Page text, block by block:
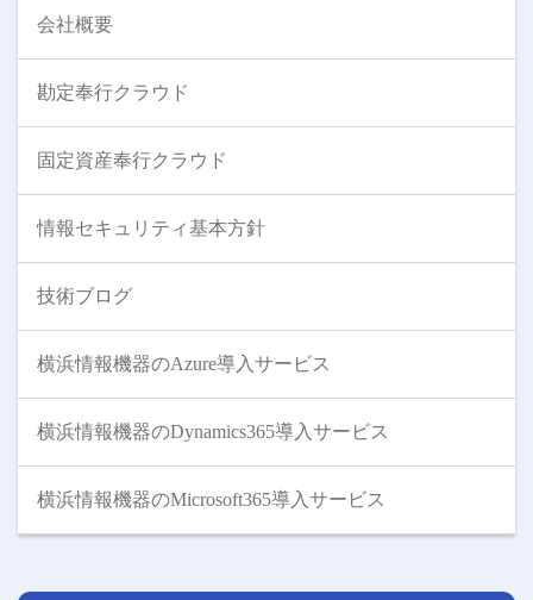
会社概要
勘定奉行クラウド
固定資産奉行クラウド
情報セキュリティ基本方針
技術ブログ
横浜情報機器のAzure導入サービス
横浜情報機器のDynamics365導入サービス
横浜情報機器のMicrosoft365導入サービス